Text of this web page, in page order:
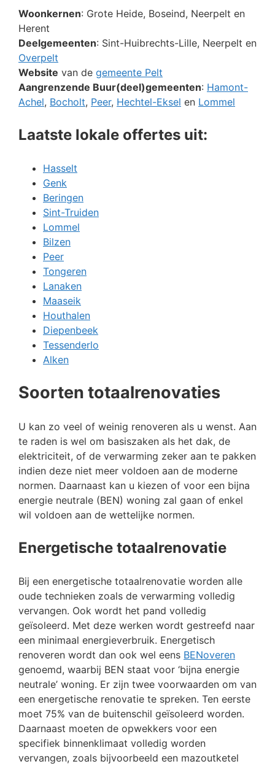
Woonkernen: Grote Heide, Boseind, Neerpelt en
Herent
Deelgemeenten: Sint-Huibrechts-Lille, Neerpelt en
Overpelt
Website van de gemeente Pelt
Aangrenzende Buur(deel)gemeenten: Hamont-
Achel, Bocholt, Peer, Hechtel-Eksel en Lommel
Laatste lokale offertes uit:
Hasselt
Genk
Beringen
Sint-Truiden
Lommel
Bilzen
Peer
Tongeren
Lanaken
Maaseik
Houthalen
Diepenbeek
Tessenderlo
Alken
Soorten totaalrenovaties
U kan zo veel of weinig renoveren als u wenst. Aan
te raden is wel om basiszaken als het dak, de
elektriciteit, of de verwarming zeker aan te pakken
indien deze niet meer voldoen aan de moderne
normen. Daarnaast kan u kiezen of voor een bijna
energie neutrale (BEN) woning zal gaan of enkel
wil voldoen aan de wettelijke normen.
Energetische totaalrenovatie
Bij een energetische totaalrenovatie worden alle
oude technieken zoals de verwarming volledig
vervangen. Ook wordt het pand volledig
geïsoleerd. Met deze werken wordt gestreefd naar
een minimaal energieverbruik. Energetisch
renoveren wordt dan ook wel eens BENoveren
genoemd, waarbij BEN staat voor ‘bijna energie
neutrale’ woning. Er zijn twee voorwaarden om van
een energetische renovatie te spreken. Ten eerste
moet 75% van de buitenschil geïsoleerd worden.
Daarnaast moeten de opwekkers voor een
specifiek binnenklimaat volledig worden
vervangen, zoals bijvoorbeeld een mazoutketel